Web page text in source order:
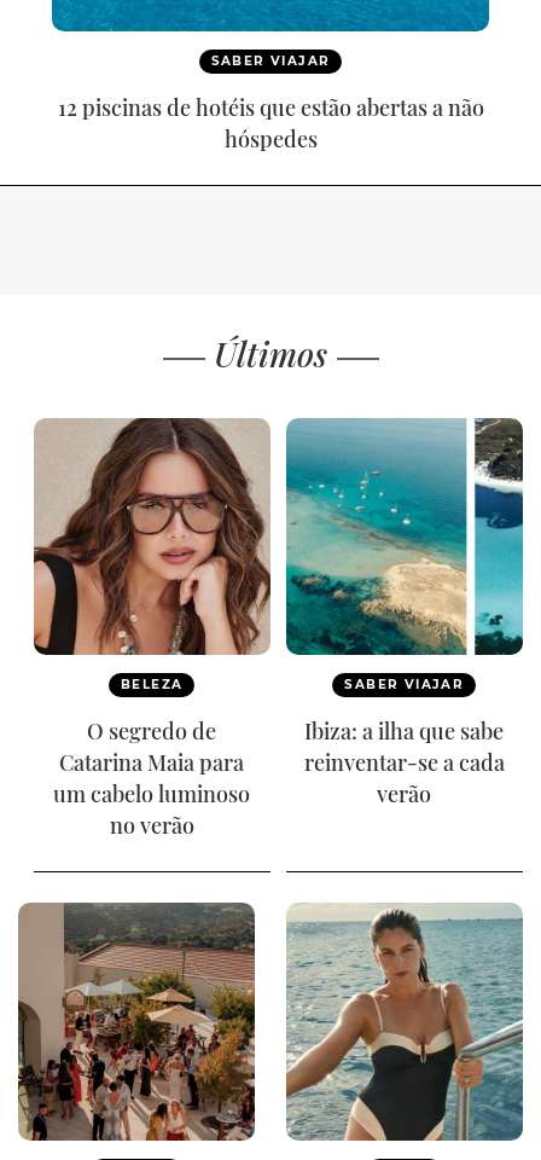
SABER VIAJAR
12 piscinas de hotéis que estão abertas a não
hóspedes
Últimos
BELEZA
O segredo de
Catarina Maia para
um cabelo luminoso
no verão
SABER VIAJAR
Ibiza: a ilha que sabe
reinventar-se a cada
verão